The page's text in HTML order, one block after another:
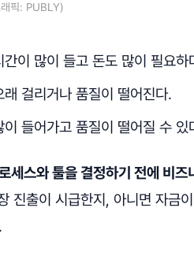
픽: PUBLY)
이 많이 들고 돈도 많이 필요하
걸리거나 품질이 떨어진다.
들어가고 품질이 떨어질 수 있
세스와 툴을 결정하기 전에 비
진출이 시급한지, 아니면 자금